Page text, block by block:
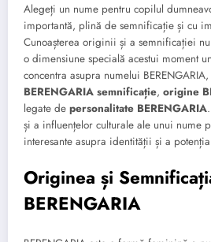
Alegeți un nume pentru copilul
importantă, plină de semnificație și cu
Cunoașterea originii și a semnificației
o dimensiune specială acestui moment
concentra asupra numelui
BERENGARIA semnificație, origine
legate de personalitate BERENGARIA
și a influențelor culturale ale unui nume
interesante asupra identității și a
Originea și
BERENGARIA